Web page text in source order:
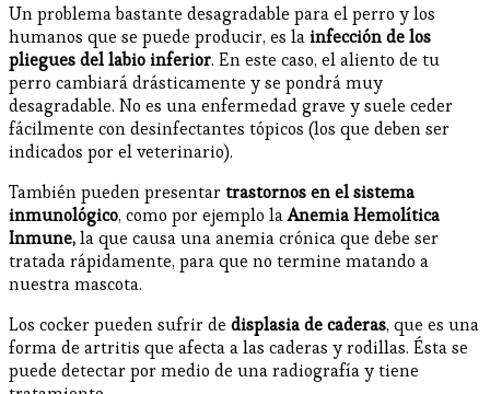
Un problema bastante desagradable para el perro y los
humanos que se puede producir, es lainfección de los
pliegues del labio inferior. En este caso, el aliento de tu
perro cambiará drásticamente y se pondrá muy
desagradable. No es una enfermedad grave y suele ceder
fácilmente con desinfectantes tópicos (los que deben ser
indicados por el veterinario).
También pueden presentartrastornos en el sistema
inmunológico, como por ejemplo laAnemia Hemolítica
Inmune,la que causa una anemia crónica que debe ser
tratada rápidamente, para que no termine matando a
nuestra mascota.
Los cocker pueden sufrir de displasia de caderas, que es una
forma de artritis que afecta a las caderas y rodillas. Ésta se
puede detectar por medio de una radiografía y tiene